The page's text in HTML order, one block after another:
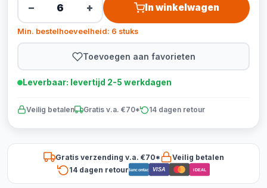
− + In winkelwagen
Min. bestelhoeveelheid: 6 stuks
Toevoegen aan favorieten
Leverbaar: levertijd 2-5 werkdagen
Veilig betalen Gratis v.a. €70* 14 dagen retour
Gratis verzending v.a. €70*
Veilig betalen
14 dagen retourBancontact VISA iDEAL